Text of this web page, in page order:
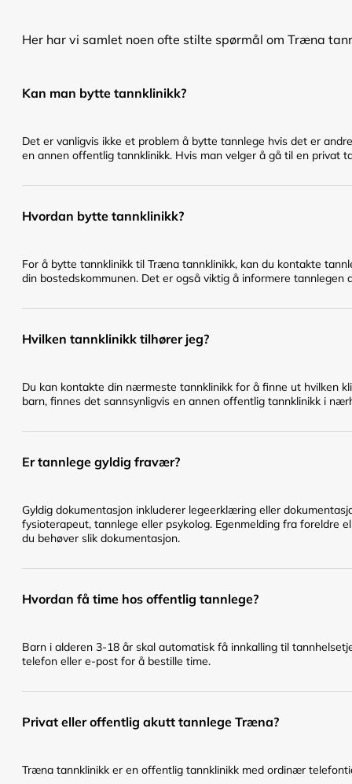
Her har vi samlet noen ofte stilte spørmål om Træna
Kan man bytte tannklinikk?
Det er vanligvis ikke et problem å bytte tannlege hvis det er
en annen offentlig tannklinikk. Hvis man velger å gå til en privat
Hvordan bytte tannklinikk?
For å bytte tannklinikk til Træna tannklinikk, kan du kontakte
din bostedskommunen. Det er også viktig å informere
Hvilken tannklinikk tilhører jeg?
Du kan kontakte din nærmeste tannklinikk for å finne ut hvilken
barn, finnes det sannsynligvis en annen offentlig tannklinikk i
Er tannlege gyldig fravær?
Gyldig dokumentasjon inkluderer legeerklæring eller
fysioterapeut, tannlege eller psykolog. Egenmelding fra foreldre
du behøver slik dokumentasjon.
Hvordan få time hos offentlig tannlege?
Barn i alderen 3-18 år skal automatisk få innkalling til
telefon eller e-post for å bestille time.
Privat eller offentlig akutt tannlege Træna?
Træna tannklinikk er en offentlig tannklinikk med ordinær